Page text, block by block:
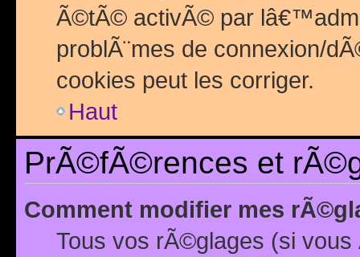
Ã©tÃ© activÃ© par
problÃ¨mes de connexion/
cookies peut les corriger.
Haut
PrÃ©fÃ©rences et
Comment modifier mes
Tous vos rÃ©glages (si